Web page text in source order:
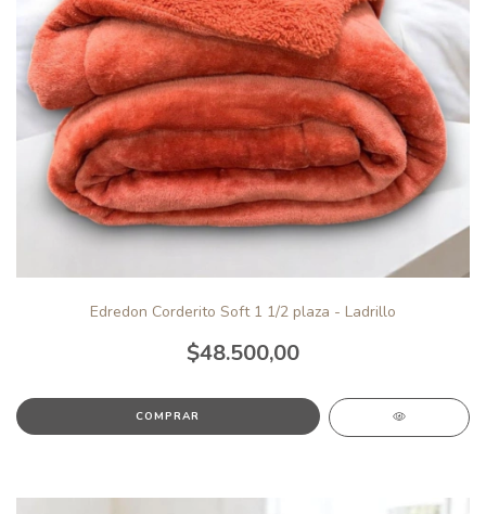
Edredon Corderito Soft 1 1/2 plaza - Ladrillo
$48.500,00